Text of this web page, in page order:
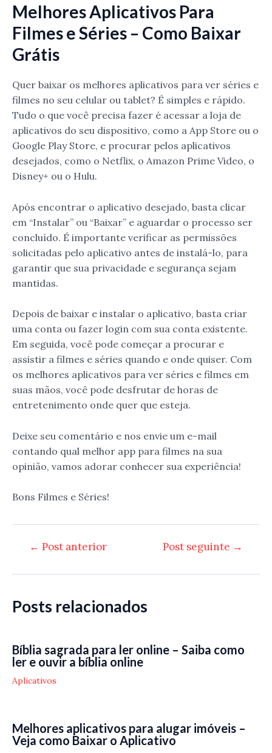
Melhores Aplicativos Para
Filmes e Séries – Como Baixar
Grátis
Quer baixar os melhores aplicativos para ver séries e
filmes no seu celular ou tablet? É simples e rápido.
Tudo o que você precisa fazer é acessar a loja de
aplicativos do seu dispositivo, como a App Store ou o
Google Play Store, e procurar pelos aplicativos
desejados, como o Netflix, o Amazon Prime Video, o
Disney+ ou o Hulu.
Após encontrar o aplicativo desejado, basta clicar
em “Instalar” ou “Baixar” e aguardar o processo ser
concluído. É importante verificar as permissões
solicitadas pelo aplicativo antes de instalá-lo, para
garantir que sua privacidade e segurança sejam
mantidas.
Depois de baixar e instalar o aplicativo, basta criar
uma conta ou fazer login com sua conta existente.
Em seguida, você pode começar a procurar e
assistir a filmes e séries quando e onde quiser. Com
os melhores aplicativos para ver séries e filmes em
suas mãos, você pode desfrutar de horas de
entretenimento onde quer que esteja.
Deixe seu comentário e nos envie um e-mail
contando qual melhor app para filmes na sua
opinião, vamos adorar conhecer sua experiência!
Bons Filmes e Séries!
Navegação
Post
← Post anterior Post seguinte →
Posts relacionados
Bíblia sagrada para ler online – Saiba como
ler e ouvir a bíblia online
Aplicativos
Melhores aplicativos para alugar imóveis –
Veja como Baixar o Aplicativo